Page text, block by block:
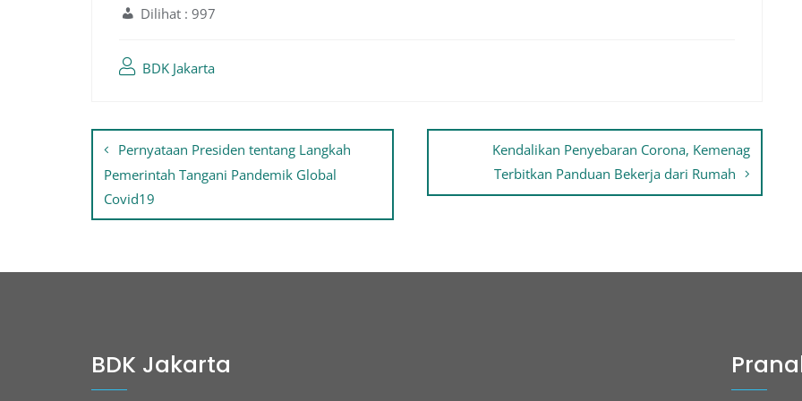
Dilihat : 997
BDK Jakarta
Navigasi
pos
Pernyataan Presiden tentang Langkah
Pemerintah Tangani Pandemik Global
Covid19
Kendalikan Penyebaran Corona, Kemenag
Terbitkan Panduan Bekerja dari Rumah
BDK Jakarta